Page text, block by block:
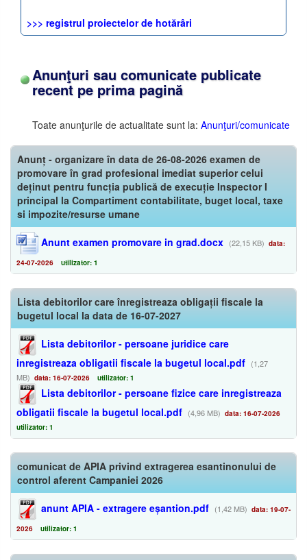
>>> registrul proiectelor de hotărâri
Anunţuri sau comunicate publicate
recent pe prima pagină
Toate anunţurile de actualitate sunt la: Anunţuri/comunicate
Anunț - organizare în data de 26-08-2026 examen de
promovare în grad profesional imediat superior celui
deținut pentru funcția publică de execuție Inspector I
principal la Compartiment contabilitate, buget local, taxe
si impozite/resurse umane
Anunt examen promovare in grad.docx (22,15 KB) data:
24-07-2026 utilizator: 1
Lista debitorilor care înregistreaza obligații fiscale la
bugetul local la data de 16-07-2027
Lista debitorilor - persoane juridice care
inregistreaza obligatii fiscale la bugetul local.pdf (1,27
MB) data: 16-07-2026 utilizator: 1
Lista debitorilor - persoane fizice care inregistreaza
obligatii fiscale la bugetul local.pdf (4,96 MB) data: 16-07-2026
utilizator: 1
comunicat de APIA privind extragerea esantinonului de
control aferent Campaniei 2026
anunt APIA - extragere eșantion.pdf (1,42 MB) data: 19-07-
2026 utilizator: 1